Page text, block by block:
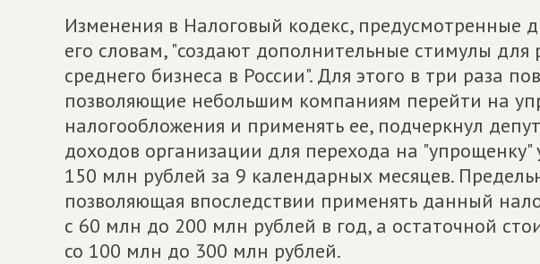
Изменения в Налоговый кодекс, предусмотренные
его словам, "создают дополнительные стимулы для
среднего бизнеса в России". Для этого в три раза
позволяющие небольшим компаниям перейти на
налогообложения и применять ее, подчеркнул
доходов организации для перехода на "упрощенку"
150 млн рублей за 9 календарных месяцев.
позволяющая впоследствии применять данный
с 60 млн до 200 млн рублей в год, а остаточной
со 100 млн до 300 млн рублей.